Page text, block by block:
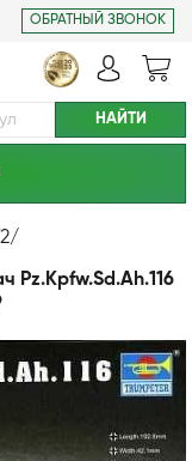
ОБРАТНЫЙ ЗВОНОК
/
Pz.Kpfw.Sd.Ah.116